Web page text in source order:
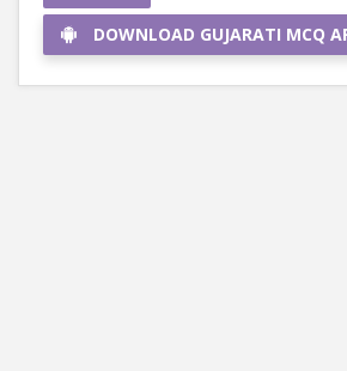
DOWNLOAD GUJARATI MCQ